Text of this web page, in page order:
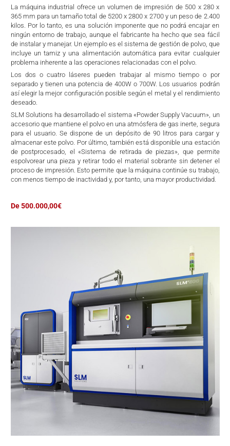
La máquina industrial ofrece un volumen de impresión de 500 x 280 x
365 mm para un tamaño total de 5200 x 2800 x 2700 y un peso de 2.400
kilos. Por lo tanto, es una solución imponente que no podrá encajar en
ningún entorno de trabajo, aunque el fabricante ha hecho que sea fácil
de instalar y manejar. Un ejemplo es el sistema de gestión de polvo, que
incluye un tamiz y una alimentación automática para evitar cualquier
problema inherente a las operaciones relacionadas con el polvo.
Los dos o cuatro láseres pueden trabajar al mismo tiempo o por
separado y tienen una potencia de 400W o 700W. Los usuarios podrán
así elegir la mejor configuración posible según el metal y el rendimiento
deseado.
SLM Solutions ha desarrollado el sistema «Powder Supply Vacuum», un
accesorio que mantiene el polvo en una atmósfera de gas inerte, segura
para el usuario. Se dispone de un depósito de 90 litros para cargar y
almacenar este polvo. Por último, también está disponible una estación
de postprocesado, el «Sistema de retirada de piezas», que permite
espolvorear una pieza y retirar todo el material sobrante sin detener el
proceso de impresión. Esto permite que la máquina continúe su trabajo,
con menos tiempo de inactividad y, por tanto, una mayor productividad.
De 500.000,00€